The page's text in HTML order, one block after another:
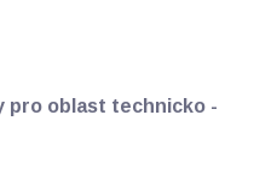
pro oblast technicko -